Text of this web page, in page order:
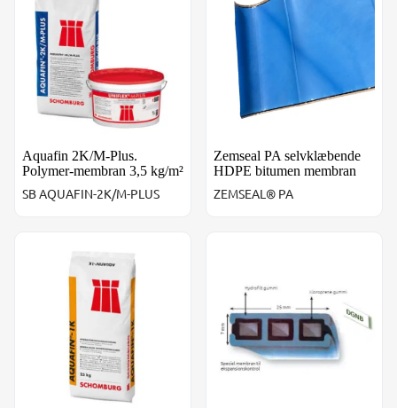
Aquafin 2K/M-Plus.
Polymer-membran 3,5 kg/m²
SB AQUAFIN-2K/M-PLUS
Zemseal PA selvklæbende
HDPE bitumen membran
ZEMSEAL® PA